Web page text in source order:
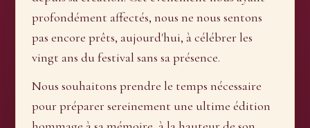
profondément affectés, nous ne nous sentons
pas encore prêts, aujourd'hui, à célébrer les
vingt ans du festival sans sa présence.
Nous souhaitons prendre le temps nécessaire
pour préparer sereinement une ultime édition